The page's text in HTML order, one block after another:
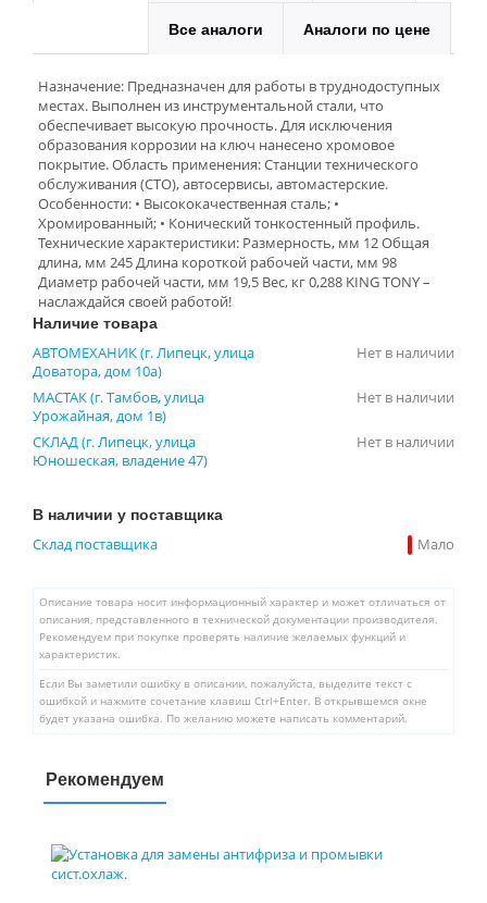
Все аналоги Аналоги по цене
Назначение: Предназначен для работы в труднодоступных
местах. Выполнен из инструментальной стали, что
обеспечивает высокую прочность. Для исключения
образования коррозии на ключ нанесено хромовое
покрытие. Область применения: Станции технического
обслуживания (СТО), автосервисы, автомастерские.
Особенности: • Высококачественная сталь; •
Хромированный; • Конический тонкостенный профиль.
Технические характеристики: Размерность, мм 12 Общая
длина, мм 245 Длина короткой рабочей части, мм 98
Диаметр рабочей части, мм 19,5 Вес, кг 0,288 KING TONY –
наслаждайся своей работой!
Наличие товара
АВТОМЕХАНИК (г. Липецк, улица
Доватора, дом 10а)
Нет в наличии
МАСТАК (г. Тамбов, улица
Урожайная, дом 1в)
Нет в наличии
СКЛАД (г. Липецк, улица
Юношеская, владение 47)
Нет в наличии
В наличии у поставщика
Склад поставщика Мало
Описание товара носит информационный характер и может отличаться от
описания, представленного в технической документации производителя.
Рекомендуем при покупке проверять наличие желаемых функций и
характеристик.
Если Вы заметили ошибку в описании, пожалуйста, выделите текст с
ошибкой и нажмите сочетание клавиш Ctrl+Enter. В открывшемся окне
будет указана ошибка. По желанию можете написать комментарий.
Рекомендуем